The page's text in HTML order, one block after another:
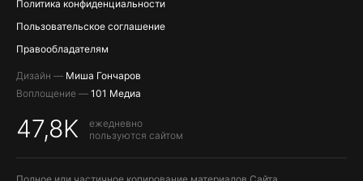
Политика конфиденциальности
Пользовательское соглашение
Правообладателям
Дизайн — Миша Гончаров
Воплощение — 101 Медиа
47,8K
ежедневно
пользуются сайтом